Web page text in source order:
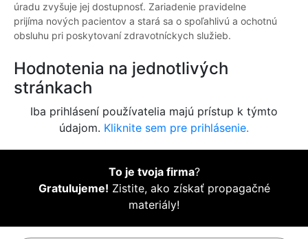
úradu zvyšuje jej dostupnosť. Zariadenie pravidelne
prijíma nových pacientov a stará sa o spoľahlivú a ochotnú
obsluhu pri poskytovaní zdravotníckych služieb.
Hodnotenia na jednotlivých
stránkach
Iba prihlásení používatelia majú prístup k týmto
údajom. Kliknite sem pre prihlásenie.
To je tvoja firma?
Gratulujeme! Zistite, ako získať propagačné
materiály!